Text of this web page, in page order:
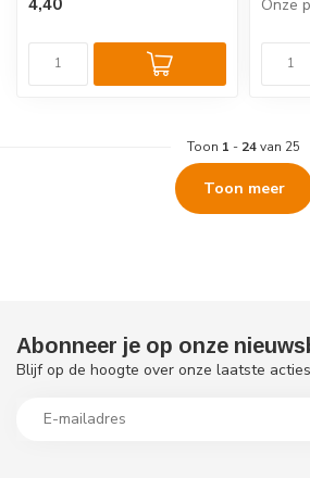
Onze
Toon 1 - 24van 25
Toon meer
Abonneer je op onze
Blijf op de hoogte over onze laatste acties